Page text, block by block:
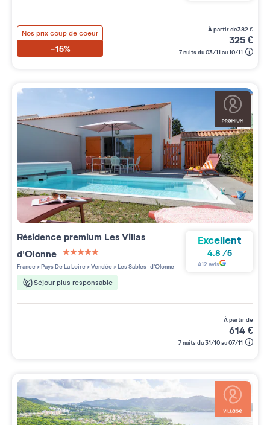
Nos prix coup de coeur
-15%
à partir de382€
325€
7 nuits du 03/11 au 10/11
Résidence premium Les Villas
d'Olonne
5 étoiles sur 5
France>Pays De La Loire>Vendée>Les Sables-d'Olonne
Séjour plus responsable
Excellent
4.8 /5
412 avis
à partir de
614€
7 nuits du 31/10 au 07/11